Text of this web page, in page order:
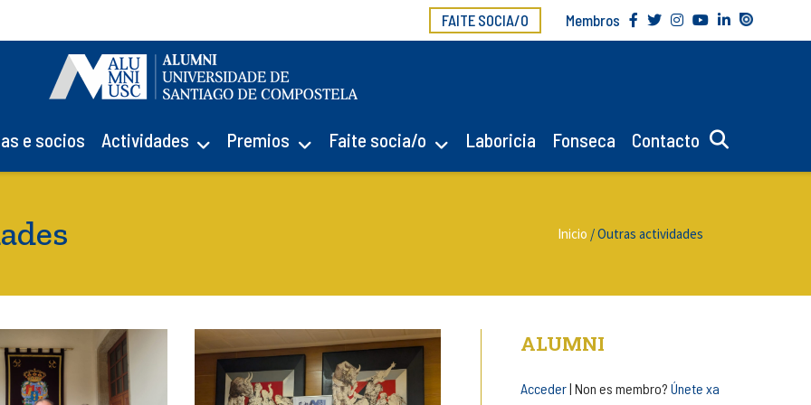
FAITE SOCIA/O Membros
e socios Actividades Premios Faite socia/o Laboricia Fonseca Contacto
Inicio /Outras actividades
ALUMNI
Acceder| Non es membro? Únete xa